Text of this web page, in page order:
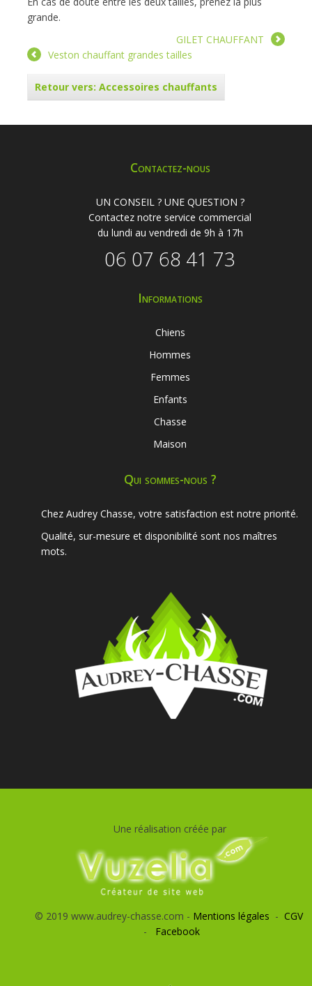
grande.
GILET CHAUFFANT
Veston chauffant grandes tailles
Retour vers: Accessoires chauffants
Contactez-nous
UN CONSEIL ? UNE QUESTION ?
Contactez notre service commercial
du lundi au vendredi de 9h à 17h
06 07 68 41 73
Informations
Chiens
Hommes
Femmes
Enfants
Chasse
Maison
Qui sommes-nous ?
Chez Audrey Chasse, votre satisfaction est notre priorité.
Qualité, sur-mesure et disponibilité sont nos maîtres
mots.
Une réalisation créée par
© 2019 www.audrey-chasse.com - Mentions légales - CGV
- Facebook